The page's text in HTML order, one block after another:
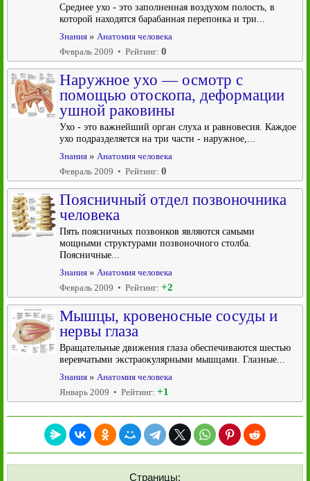
Среднее ухо - это заполненная воздухом полость, в
которой находятся барабанная перепонка и три...
Знания » Анатомия человека
Февраль 2009 • Рейтинг: 0
Наружное ухо — осмотр с
помощью отоскопа, деформации
ушной раковины
Ухо - это важнейший орган слуха и равновесия. Каждое
ухо подразделяется на три части - наружное,...
Знания » Анатомия человека
Февраль 2009 • Рейтинг: 0
Поясничный отдел позвоночника
человека
Пять поясничных позвонков являются самыми
мощными структурами позвоночного столба.
Поясничные...
Знания » Анатомия человека
Февраль 2009 • Рейтинг: +2
Мышцы, кровеносные сосуды и
нервы глаза
Вращательные движения глаза обеспечиваются шестью
веревчатыми экстраокулярными мышцами. Глазные...
Знания » Анатомия человека
Январь 2009 • Рейтинг: +1
Страницы: